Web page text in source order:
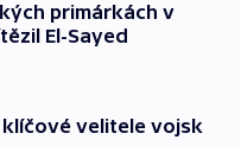
primárkách v
El-Sayed
klíčové velitele vojsk